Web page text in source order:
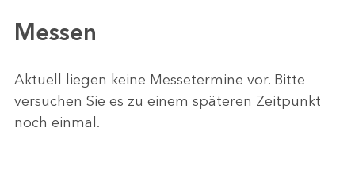
Messen
Aktuell liegen keine Messetermine vor. Bitte
versuchen Sie es zu einem späteren Zeitpunkt
noch einmal.